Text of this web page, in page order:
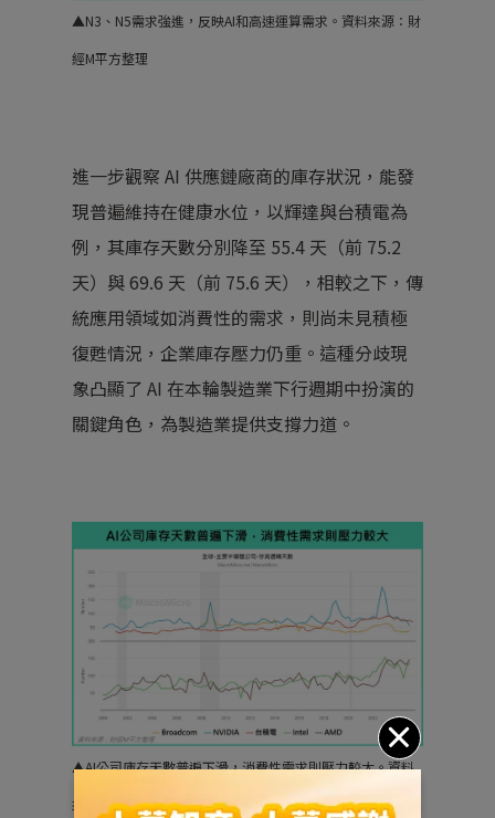
▲N3、N5需求強進，反映AI和高速運算需求。 資料來源：財
經M平方整理
進一步觀察 AI 供應鏈廠商的庫存狀況，能發
現普遍維持在健康水位，以輝達與台積電為
例，其庫存天數分別降至 55.4 天（前 75.2
天）與 69.6 天（前 75.6 天），相較之下，傳
統應用領域如消費性的需求，則尚未見積極
復甦情況，企業庫存壓力仍重。這種分歧現
象凸顯了 AI 在本輪製造業下行週期中扮演的
關鍵角色，為製造業提供支撐力道。
▲AI公司庫存天數普遍下滑，消費性需求則壓力較大。資料
來源：財經M平方整理